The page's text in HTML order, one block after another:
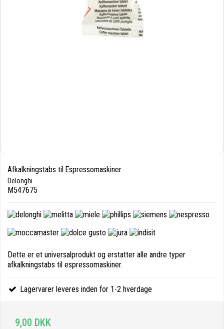
Afkalkningstabs til Espressomaskiner
Delonghi
M547675
Dette er et universalprodukt og erstatter alle andre typer
afkalkningstabs til espressomaskiner.
Lagervarer leveres inden for 1-2 hverdage
9,00 DKK